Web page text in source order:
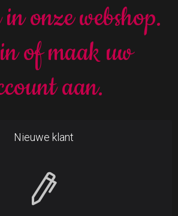
onze webshop.
of maak uw
aan.
Nieuwe klant